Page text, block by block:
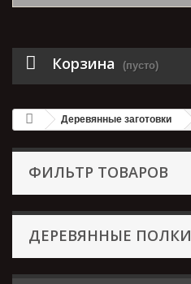
Корзина (пусто)
Деревянные заготовки
ФИЛЬТР ТОВАРОВ
ДЕРЕВЯННЫЕ ПОЛКИ